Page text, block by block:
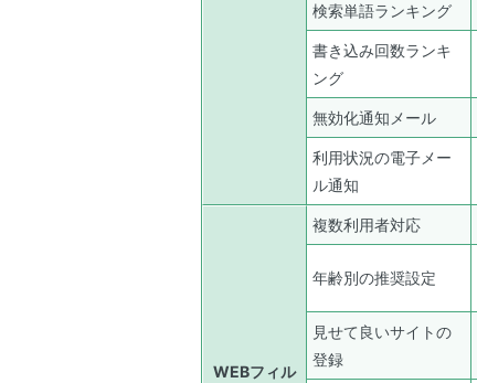
検索単語ランキング
書き込み回数ランキ
ング
無効化通知メール
利用状況の電子メー
ル通知
WEBフィル
複数利用者対応
年齢別の推奨設定
見せて良いサイトの
登録